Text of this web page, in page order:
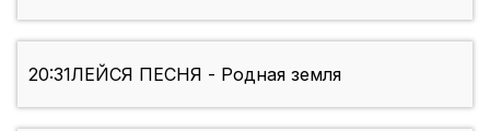
20:31ЛЕЙСЯ ПЕСНЯ - Родная земля